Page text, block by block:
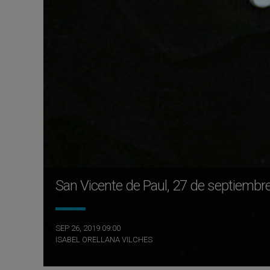
San Vicente de Paul, 27 de
SEP 26, 2019 09:00
ISABEL ORELLANA VILCHES